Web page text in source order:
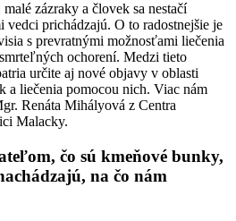
zázraky a človek sa nestačí
prichádzajú. O to radostnejšie je
s prevratnými možnosťami liečenia
ochorení. Medzi tieto
určite aj nové objavy v oblasti
a liečenia pomocou nich. Viac nám
Renáta Mihályová z Centra
Malacky.
čo sú kmeňové bunky,
na čo nám